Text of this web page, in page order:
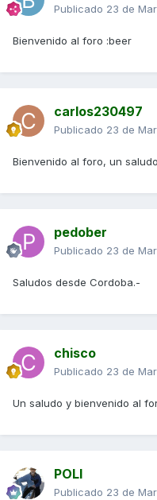
Publicado 23 de
Bienvenido al foro :beer
carlos230497
Publicado 23 de
Bienvenido al foro, un
pedober
Publicado 23 de
Saludos desde Cordoba.-
chisco
Publicado 23 de
Un saludo y bienvenido al
POLI
Publicado 23 de